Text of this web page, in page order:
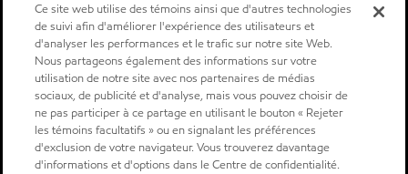
Ce site web utilise des témoins ainsi que d'autres technologies
de suivi afin d'améliorer l'expérience des utilisateurs et
d'analyser les performances et le trafic sur notre site Web.
Nous partageons également des informations sur votre
utilisation de notre site avec nos partenaires de médias
sociaux, de publicité et d'analyse, mais vous pouvez choisir de
ne pas participer à ce partage en utilisant le bouton « Rejeter
les témoins facultatifs » ou en signalant les préférences
d'exclusion de votre navigateur. Vous trouverez davantage
d'informations et d'options dans le Centre de confidentialité.